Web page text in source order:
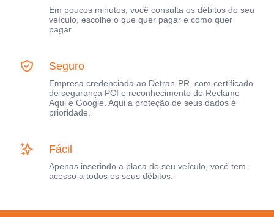
Em poucos minutos, você consulta os débitos do seu
veículo, escolhe o que quer pagar e como quer
pagar.
Seguro
Empresa credenciada ao Detran-PR, com certificado
de segurança PCI e reconhecimento do Reclame
Aqui e Google. Aqui a proteção de seus dados é
prioridade.
Fácil
Apenas inserindo a placa do seu veículo, você tem
acesso a todos os seus débitos.